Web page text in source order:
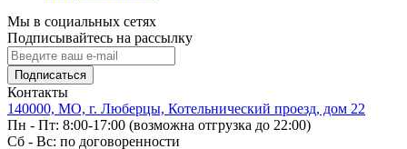
Мы в социальных сетях
Подписывайтесь на рассылку
Подписаться
Контакты
140000, МО, г. Люберцы, Котельнический проезд, дом 22
Пн - Пт: 8:00-17:00 (возможна отгрузка до 22:00)
Сб - Вс: по договоренности